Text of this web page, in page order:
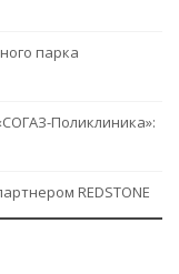
парка
Поликлиника»:
REDSTONE